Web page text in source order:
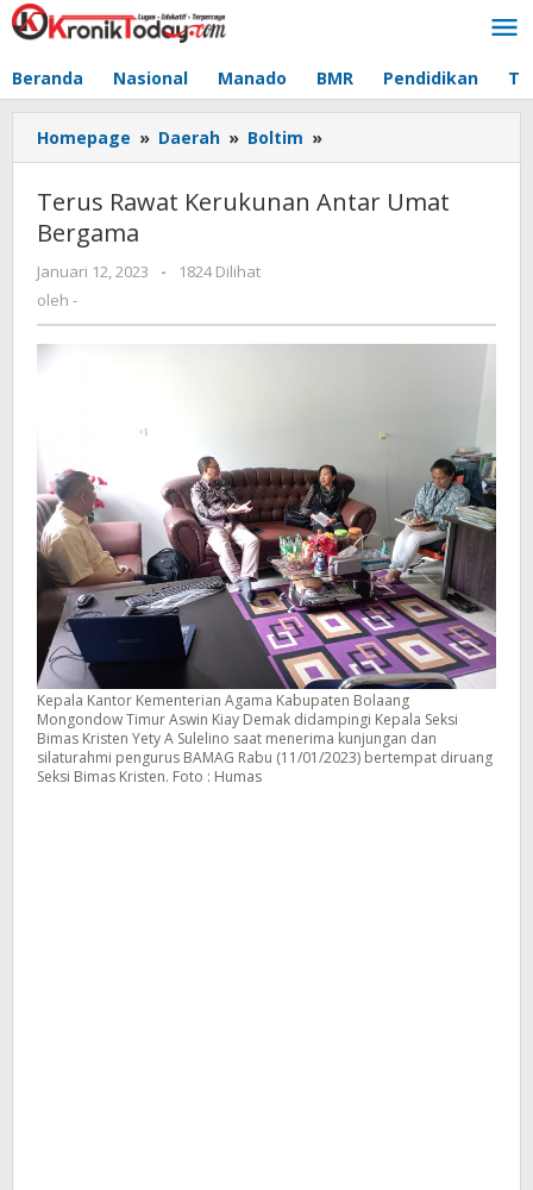
Lewati
ke
Beranda Nasional Manado BMR Pendidikan
Homepage » Daerah » Boltim »
Rawat
Antar
Terus Rawat Kerukunan Antar Umat
Bergama
Januari 12, 2023
oleh
-
1824 Dilihat
oleh -
Kepala Kantor Kementerian Agama Kabupaten Bolaang
Mongondow Timur Aswin Kiay Demak didampingi Kepala Seksi
Bimas Kristen Yety A Sulelino saat menerima kunjungan dan
silaturahmi pengurus BAMAG Rabu (11/01/2023) bertempat diruang
Seksi Bimas Kristen. Foto : Humas